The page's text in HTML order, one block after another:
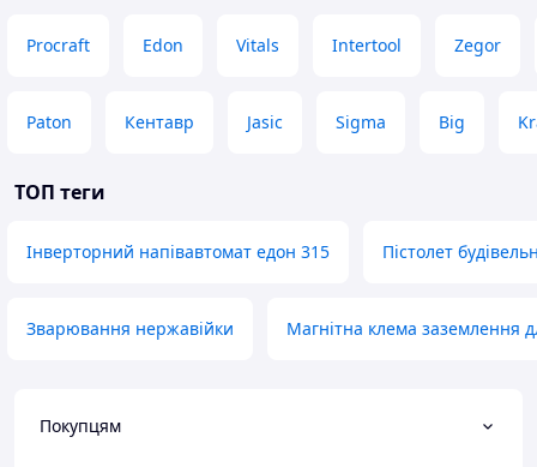
Procraft Edon Vitals Intertool Zegor
Paton Кентавр Jasic Sigma Big
ТОП теги
Інверторний напівавтомат едон 315 Пістолет
Зварювання нержавійки Магнітна клема заземлення
Покупцям